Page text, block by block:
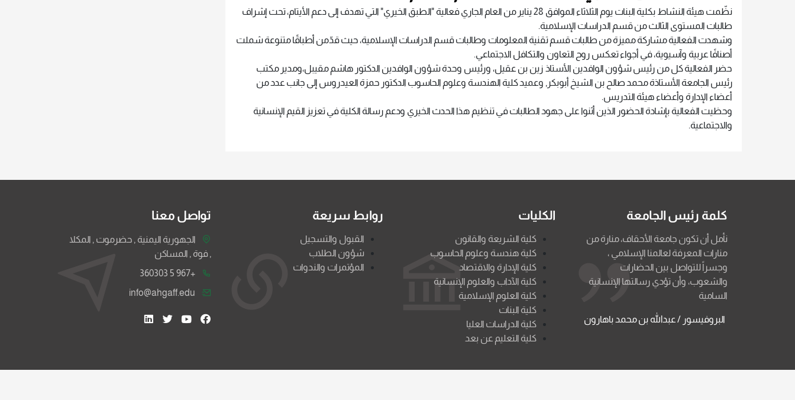
نظّمت هيئة النشاط بكلية البنات يوم الثلاثاء الموافق 28 يناير من العام الجاري فعالية "الطبق الخيري" التي تهدف إلى دعم الأيتام، تحت إشراف
طالبات المستوى الثالث من قسم الدراسات الإسلامية.
وشهدت الفعالية مشاركة مميزة من طالبات قسم تقنية المعلومات وطالبات قسم الدراسات الإسلامية، حيث قدّمن أطباقًا متنوعة شملت
أصنافًا عربية وآسيوية، في أجواء تعكس روح التعاون والتكافل الاجتماعي.
حضر الفعالية كل من رئيس شؤون الوافدين الأستاذ زين بن عقيل، ورئيس وحدة شؤون الوافدين الدكتور هاشم مقيبل،ومدير مكتب
رئيس الجامعة الأستاذة محمد صالح بن الشيخ أبوبكر, وعميد كلية الهندسة وعلوم الحاسوب الدكتور حمزة العيدروس إلى جانب عدد من
أعضاء الإدارة وأعضاء هيئة التدريس.
وحظيت الفعالية بإشادة الحضور الذين أثنوا على جهود الطالبات في تنظيم هذا الحدث الخيري ودعم رسالة الكلية في تعزيز القيم الإنسانية
والاجتماعية.
كلمة رئيس الجامعة
نأمل أن تكون جامعة الأحقاف، منارة من
منارات المعرفة لعالمنا الإسلامي ،
وجسراً للتواصل بين الحضارات
والشعوب، وأن تؤدي رسالتها الإنسانية
السامية
البروفيسور / عبدالله بن محمد باهارون
الكليات
كلية الشريعة والقانون
كلية هندسة وعلوم الحاسوب
كلية الإدارة والاقتصاد
كلية الآداب والعلوم الإنسانية
كلية العلوم الإسلامية
كلية البنات
كلية الدراسات العليا
كلية التعليم عن بعد
روابط سريعة
القبول والتسجيل
شؤون الطلاب
المؤتمرات والندوات
تواصل معنا
الجهورية اليمنية , حضرموت , المكلا
, فوة , المساكن
+967 5 360303
info@ahgaff.edu